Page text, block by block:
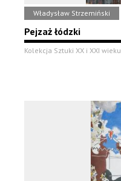
Władysław Strzemiński
Pejzaż łódzki
Kolekcja Sztuki XX i XXI wieku